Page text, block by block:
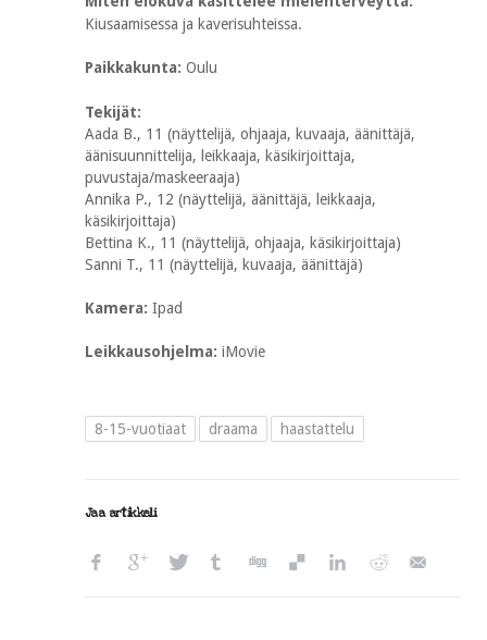
Kiusaamisessa ja kaverisuhteissa.
Paikkakunta: Oulu
Tekijät:
Aada B., 11 (näyttelijä, ohjaaja, kuvaaja, äänittäjä,
äänisuunnittelija, leikkaaja, käsikirjoittaja,
puvustaja/maskeeraaja)
Annika P., 12 (näyttelijä, äänittäjä, leikkaaja,
käsikirjoittaja)
Bettina K., 11 (näyttelijä, ohjaaja, käsikirjoittaja)
Sanni T., 11 (näyttelijä, kuvaaja, äänittäjä)
Kamera: Ipad
Leikkausohjelma: iMovie
8-15-vuotiaat draama haastattelu
Jaa artikkeli